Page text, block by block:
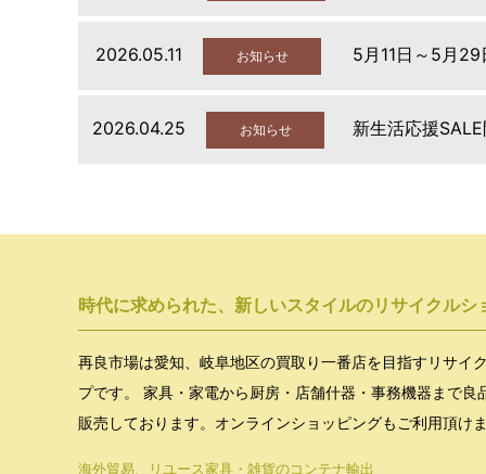
2026.05.11 お知らせ 5月11日～5月
2026.04.25 お知らせ 新生活応援SALE
時代に求められた、新しいスタイルのリサイクルシ
再良市場は愛知、岐阜地区の買取り一番店を目指すリサイ
プです。 家具・家電から厨房・店舗什器・事務機器まで良
販売しております。オンラインショッピングもご利用頂けま
海外貿易、リユース家具・雑貨のコンテナ輸出